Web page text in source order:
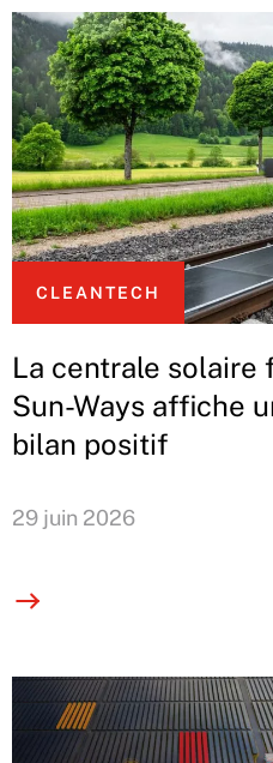
CLEANTECH
La centrale solaire
Sun-Ways affiche
bilan positif
29 juin 2026